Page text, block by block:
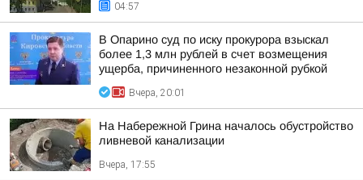
04:57
В Опарино суд по иску прокурора взыскал
более 1,3 млн рублей в счет возмещения
ущерба, причиненного незаконной рубкой
Вчера, 20:01
На Набережной Грина началось обустройство
ливневой канализации
Вчера, 17:55